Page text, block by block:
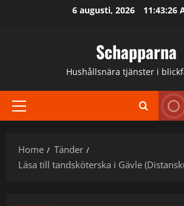
6 augusti, 2026 11:43:26
Schapparna
Hushållsnära tjänster i
Primary
Home
Tänder
Läsa till tandsköterska i Gävle